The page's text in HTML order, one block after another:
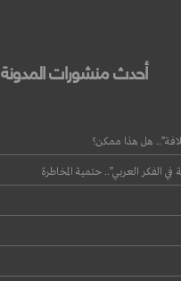
أحدث منشورات المدونة
هل هذا ممكن؟
الفكر العربي”.. حتمية المخاطرة